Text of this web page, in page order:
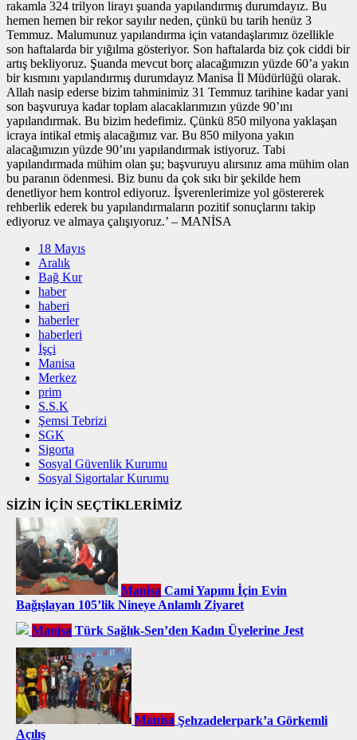
rakamla 324 trilyon lirayı şuanda yapılandırmış durumdayız. Bu
hemen hemen bir rekor sayılır neden, çünkü bu tarih henüz 3
Temmuz. Malumunuz yapılandırma için vatandaşlarımız özellikle
son haftalarda bir yığılma gösteriyor. Son haftalarda biz çok ciddi bir
artış bekliyoruz. Şuanda mevcut borç alacağımızın yüzde 60’a yakın
bir kısmını yapılandırmış durumdayız Manisa İl Müdürlüğü olarak.
Allah nasip ederse bizim tahminimiz 31 Temmuz tarihine kadar yani
son başvuruya kadar toplam alacaklarımızın yüzde 90’ını
yapılandırmak. Bu bizim hedefimiz. Çünkü 850 milyona yaklaşan
icraya intikal etmiş alacağımız var. Bu 850 milyona yakın
alacağımızın yüzde 90’ını yapılandırmak istiyoruz. Tabi
yapılandırmada mühim olan şu; başvuruyu alırsınız ama mühim olan
bu paranın ödenmesi. Biz bunu da çok sıkı bir şekilde hem
denetliyor hem kontrol ediyoruz. İşverenlerimize yol göstererek
rehberlik ederek bu yapılandırmaların pozitif sonuçlarını takip
ediyoruz ve almaya çalışıyoruz.’ – MANİSA
18 Mayıs
Aralık
Bağ Kur
haber
haberi
haberler
haberleri
İşçi
Manisa
Merkez
prim
S.S.K
Şemsi Tebrizi
SGK
Sigorta
Sosyal Güvenlik Kurumu
Sosyal Sigortalar Kurumu
SİZİN İÇİN SEÇTİKLERİMİZ
Manisa Cami Yapımı İçin Evin
Bağışlayan 105’lik Nineye Anlamlı Ziyaret
Manisa Türk Sağlık-Sen’den Kadın Üyelerine Jest
Manisa Şehzadelerpark’a Görkemli
Açılış